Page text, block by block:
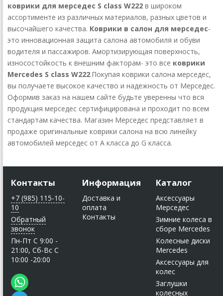
коврики для мерседес S class W222 в широком
ассортименте из различных материалов, разных цветов и
высочайшего качества. Коврики в салон для мерседес-
это инновационная защита салона автомобиля и обуви
водителя и пассажиров. Амортизирующая поверхность,
износостойкость к внешним факторам- это все коврики
Mercedes S class W222.Покупая коврики салона мерседес,
вы получаете высокое качество и надежность от Мерседес.
Оформив заказ на нашем сайте будьте уверенны что вся
продукция мерседес сертифицирована и проходит по всем
стандартам качества. Магазин Мерседес представляет в
продаже оригинальные коврики салона на всю линейку
автомобилей мерседес от A класса до G класса.
Контакты
+7 (985) 115-10-
10
Обратный
звонок
Пн-Пт C 9:00 -
21:00, Сб-Вс С
10:00 -20:00
Информация
Доставка и
оплата
Контакты
Каталог
Аксессуары
Мерседес
Зимние колеса в
сборе Mercedes
Колесные диски
Mercedes
Аксессуары для
колес
Заглушки
колесных